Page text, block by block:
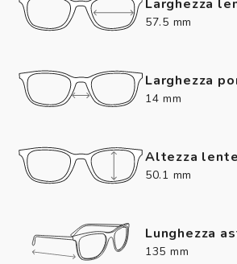
Larghezza
57.5 mm
Larghezza
14 mm
Altezza
50.1 mm
Lunghezza
135 mm